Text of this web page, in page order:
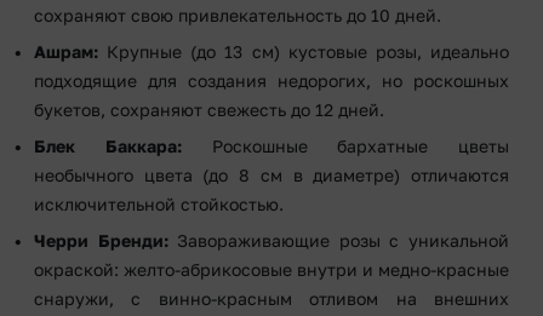
сохраняют свою привлекательность до 10 дней.
Ашрам: Крупные (до 13 см) кустовые розы, идеально
подходящие для создания недорогих, но роскошных
букетов, сохраняют свежесть до 12 дней.
Блек Баккара:Роскошные бархатные цветы
необычного цвета (до 8 см в диаметре) отличаются
исключительной стойкостью.
Черри Бренди:Завораживающие розы с уникальной
окраской: желто-абрикосовые внутри и медно-красные
снаружи, с винно-красным отливом на внешних